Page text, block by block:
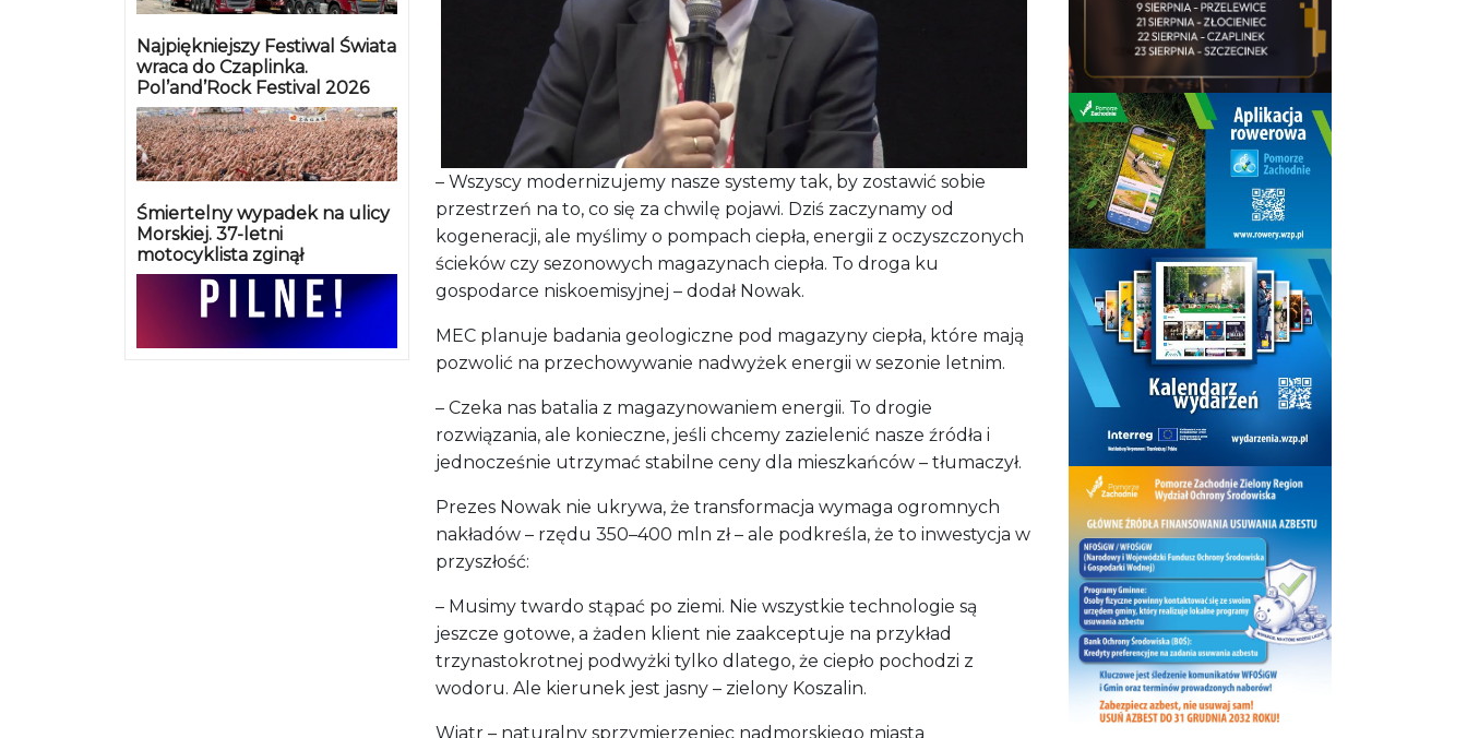
Śmiertelny wypadek na ulicy
Morskiej. 37-letni
motocyklista zginął
przestrzeń na to, co się za chwilę pojawi. Dziś zaczynamy od
kogeneracji, ale myślimy o pompach ciepła, energii z oczyszczonych
ścieków czy sezonowych magazynach ciepła. To droga ku
gospodarce niskoemisyjnej – dodał Nowak.
MEC planuje badania geologiczne pod magazyny ciepła, które mają
pozwolić na przechowywanie nadwyżek energii w sezonie letnim.
– Czeka nas batalia z magazynowaniem energii. To drogie
rozwiązania, ale konieczne, jeśli chcemy zazielenić nasze źródła i
jednocześnie utrzymać stabilne ceny dla mieszkańców – tłumaczył.
nakładów – rzędu 350–400 mln zł – ale podkreśla, że to inwestycja w
przyszłość:
– Musimy twardo stąpać po ziemi. Nie wszystkie technologie są
jeszcze gotowe, a żaden klient nie zaakceptuje na przykład
trzynastokrotnej podwyżki tylko dlatego, że ciepło pochodzi z
Wiatr – naturalny sprzymierzeniec nadmorskiego miasta
inż. Robert Sidełko, pełnomocnik prezydenta Koszalina ds.
transformacji energetycznej:
Najnowsze
Kontrola trzeźwości
przed nadmorską
miejscowością. 32-
latka miała blisko 0,5
promila